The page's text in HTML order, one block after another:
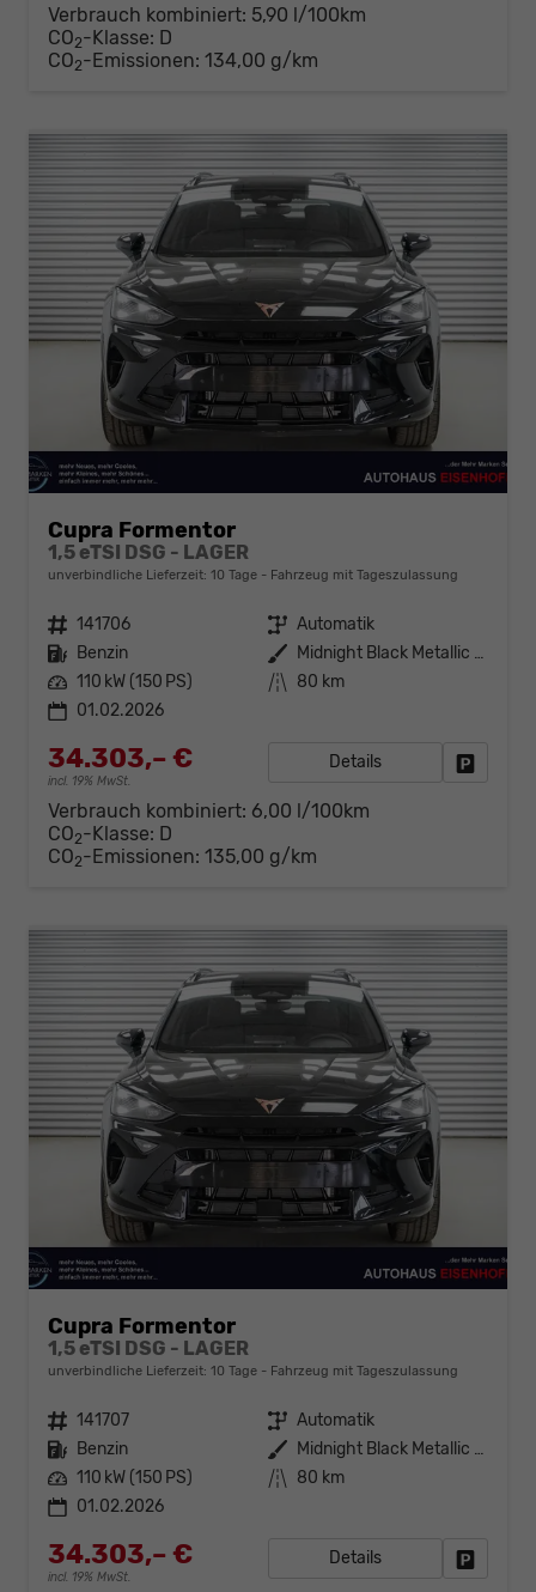
Verbrauch kombiniert: 5,90 l/100km
CO2-Klasse: D
CO2-Emissionen: 134,00 g/km
Cupra Formentor
1,5 eTSI DSG - LAGER
unverbindliche Lieferzeit: 10 Tage Fahrzeug mit Tageszulassung
Fahrzeugnr. 141706 Getriebe Automatik
Kraftstoff Benzin Außenfarbe
Midnight Black Metallic (0E)
Leistung 110 kW (150 PS) Kilometerstand 80 km
01.02.2026
34.303,– €
incl. 19% MwSt.
Details
Verbrauch kombiniert: 6,00 l/100km
CO2-Klasse: D
CO2-Emissionen: 135,00 g/km
Cupra Formentor
1,5 eTSI DSG - LAGER
unverbindliche Lieferzeit: 10 Tage Fahrzeug mit Tageszulassung
Fahrzeugnr. 141707 Getriebe Automatik
Kraftstoff Benzin Außenfarbe
Midnight Black Metallic (0E)
Leistung 110 kW (150 PS) Kilometerstand 80 km
01.02.2026
34.303,– €
incl. 19% MwSt.
Details